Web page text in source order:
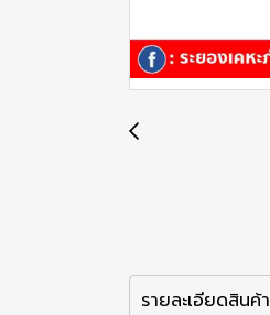
รายละเอียดสินค้า